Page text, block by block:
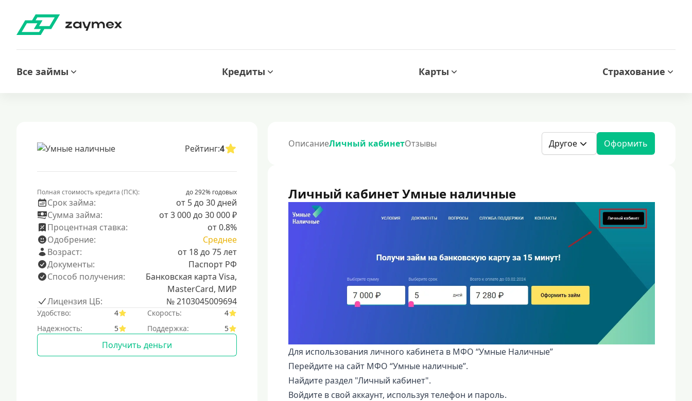
Все займы Кредиты Карты Страхование
Рейтинг:4
Полная стоимость кредита (ПСК): до 292% годовых
Срок займа:
от 5 до 30 дней
Сумма займа:
от 3 000 до 30 000 ₽
Процентная ставка:
от 0.8%
Одобрение:
Среднее
Возраст:
от 18 до 75 лет
Документы:
Паспорт РФ
Способ получения:
Банковская карта Visa,
MasterCard, МИР
Лицензия ЦБ:
№ 2103045009694
Удобство: 4 Скорость:
4
Надежность:
5 Поддержка: 5
Получить деньги
ОписаниеЛичный кабинетОтзывы Другое Оформить
Личный кабинет Умные наличные
Для использования личного кабинета в МФО “Умные Наличные”
Перейдите на сайт МФО “Умные наличные”.
Найдите раздел "Личный кабинет".
Войдите в свой аккаунт, используя телефон и пароль.